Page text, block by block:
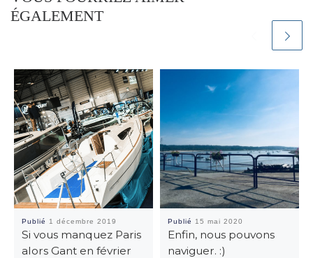
ÉGALEMENT
Publié 1 décembre 2019
Si vous manquez Paris
alors Gant en février
Publié 15 mai 2020
Enfin, nous pouvons
naviguer. :)